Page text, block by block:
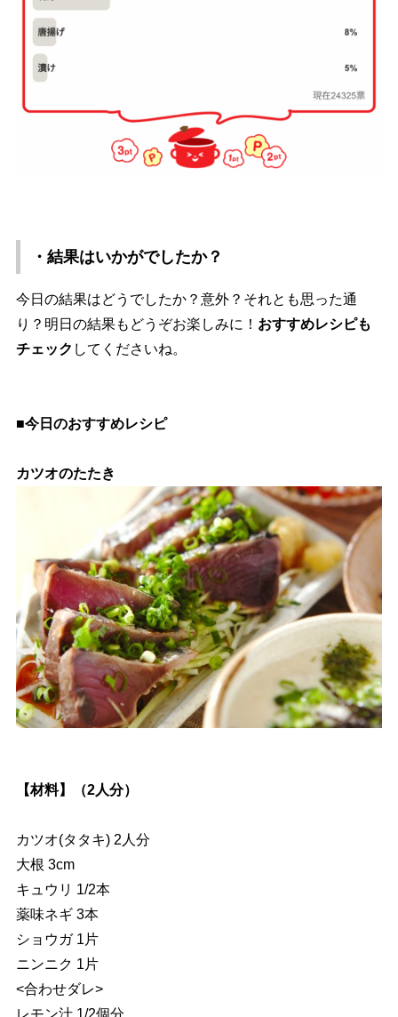
・結果はいかがでしたか？
今日の結果はどうでしたか？意外？それとも思った通
り？明日の結果もどうぞお楽しみに！ おすすめレシピも
チェック してくださいね。
■今日のおすすめレシピ
カツオのたたき
【材料】（2人分）
カツオ(タタキ) 2人分
大根 3cm
キュウリ 1/2本
薬味ネギ 3本
ショウガ 1片
ニンニク 1片
<合わせダレ>
レモン汁 1/2個分